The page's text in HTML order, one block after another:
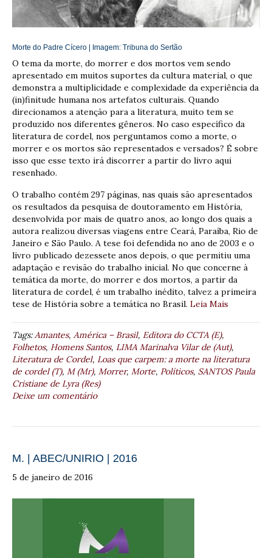
Morte do Padre Cícero | Imagem: Tribuna do Sertão
O tema da morte, do morrer e dos mortos vem sendo
apresentado em muitos suportes da cultura material, o que
demonstra a multiplicidade e complexidade da experiência da
(in)finitude humana nos artefatos culturais. Quando
direcionamos a atenção para a literatura, muito tem se
produzido nos diferentes gêneros. No caso específico da
literatura de cordel, nos perguntamos como a morte, o
morrer e os mortos são representados e versados? É sobre
isso que esse texto irá discorrer a partir do livro aqui
resenhado.
O trabalho contém 297 páginas, nas quais são apresentados
os resultados da pesquisa de doutoramento em História,
desenvolvida por mais de quatro anos, ao longo dos quais a
autora realizou diversas viagens entre Ceará, Paraíba, Rio de
Janeiro e São Paulo. A tese foi defendida no ano de 2003 e o
livro publicado dezessete anos depois, o que permitiu uma
adaptação e revisão do trabalho inicial. No que concerne à
temática da morte, do morrer e dos mortos, a partir da
literatura de cordel, é um trabalho inédito, talvez a primeira
tese de História sobre a temática no Brasil. Leia Mais
Tags:Amantes, América – Brasil, Editora do CCTA (E),
Folhetos, Homens Santos, LIMA Marinalva Vilar de (Aut),
Literatura de Cordel, Loas que carpem: a morte na literatura
de cordel (T), M (Mr), Morrer, Morte, Políticos, SANTOS Paula
Cristiane de Lyra (Res)
Deixe um comentário
M. | ABEC/UNIRIO | 2016
5 de janeiro de 2016